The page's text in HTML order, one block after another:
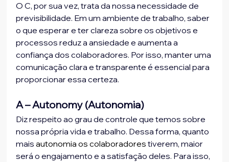
O C, por sua vez, trata da nossa necessidade de
previsibilidade. Em um ambiente de trabalho, saber
o que esperar e ter clareza sobre os objetivos e
processos reduz a ansiedade e aumenta a
confiança dos colaboradores. Por isso, manter uma
comunicação clara e transparente é essencial para
proporcionar essa certeza.
A – Autonomy (Autonomia)
Diz respeito ao grau de controle que temos sobre
nossa própria vida e trabalho. Dessa forma, quanto
mais autonomia os colaboradores tiverem, maior
será o engajamento e a satisfação deles. Para isso,